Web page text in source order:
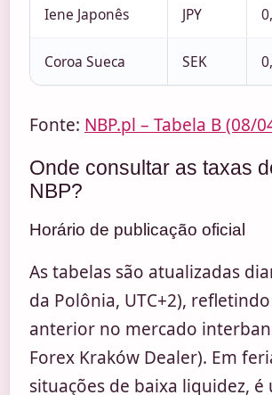
Iene Japonês JPY
Coroa Sueca SEK
Fonte: NBP.pl – Tabela B (08/
Onde consultar as taxas
NBP?
Horário de publicação oficial
As tabelas são atualizadas
da Polônia, UTC+2),
anterior no mercado
Forex Kraków Dealer). Em
situações de baixa liquidez,